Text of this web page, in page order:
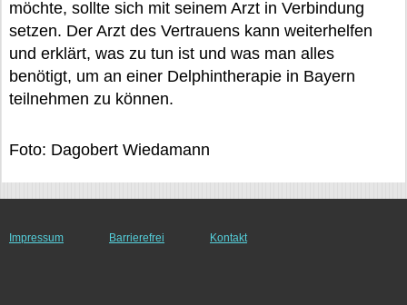
möchte, sollte sich mit seinem Arzt in Verbindung
setzen. Der Arzt des Vertrauens kann weiterhelfen
und erklärt, was zu tun ist und was man alles
benötigt, um an einer Delphintherapie in Bayern
teilnehmen zu können.
Foto: Dagobert Wiedamann
Impressum Barrierefrei Kontakt